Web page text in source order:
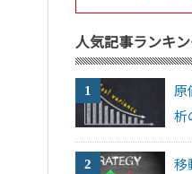
人気記事ランキ
原
析
移